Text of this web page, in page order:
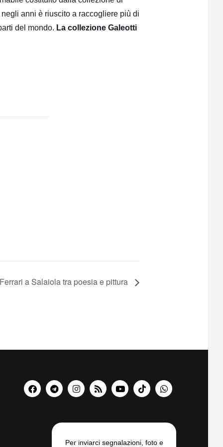
anni è riuscito a raccogliere più di
del mondo. La collezione Galeotti
a Salaiola tra poesia e pittura
Per inviarci segnalazioni, foto e